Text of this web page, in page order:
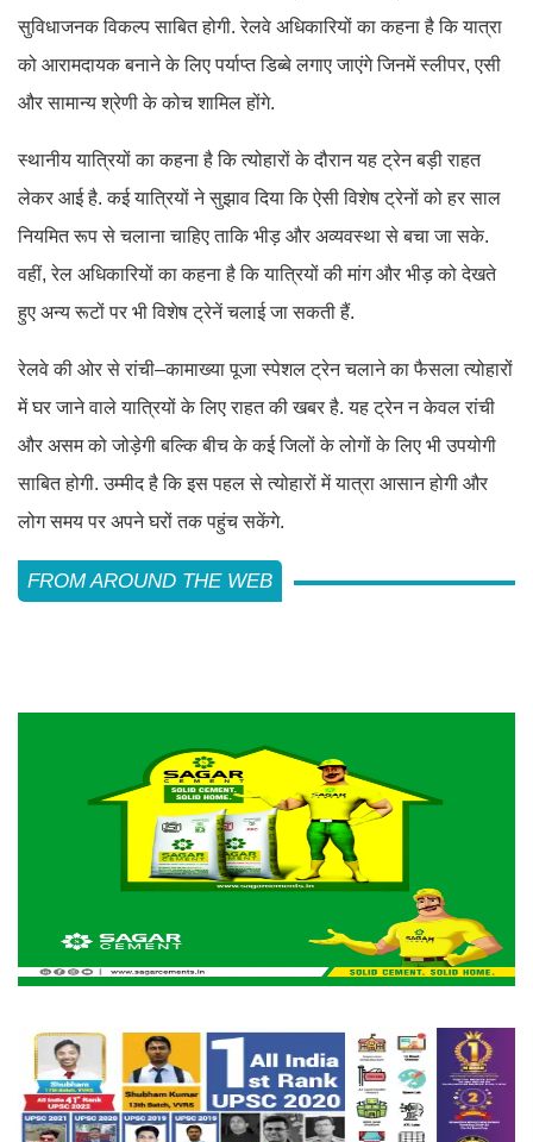
सुविधाजनक विकल्प साबित होगी. रेलवे अधिकारियों का कहना है कि यात्रा
को आरामदायक बनाने के लिए पर्याप्त डिब्बे लगाए जाएंगे जिनमें स्लीपर, एसी
और सामान्य श्रेणी के कोच शामिल होंगे.
स्थानीय यात्रियों का कहना है कि त्योहारों के दौरान यह ट्रेन बड़ी राहत
लेकर आई है. कई यात्रियों ने सुझाव दिया कि ऐसी विशेष ट्रेनों को हर साल
नियमित रूप से चलाना चाहिए ताकि भीड़ और अव्यवस्था से बचा जा सके.
वहीं, रेल अधिकारियों का कहना है कि यात्रियों की मांग और भीड़ को देखते
हुए अन्य रूटों पर भी विशेष ट्रेनें चलाई जा सकती हैं.
रेलवे की ओर से रांची–कामाख्या पूजा स्पेशल ट्रेन चलाने का फैसला त्योहारों
में घर जाने वाले यात्रियों के लिए राहत की खबर है. यह ट्रेन न केवल रांची
और असम को जोड़ेगी बल्कि बीच के कई जिलों के लोगों के लिए भी उपयोगी
साबित होगी. उम्मीद है कि इस पहल से त्योहारों में यात्रा आसान होगी और
लोग समय पर अपने घरों तक पहुंच सकेंगे.
FROM AROUND THE WEB